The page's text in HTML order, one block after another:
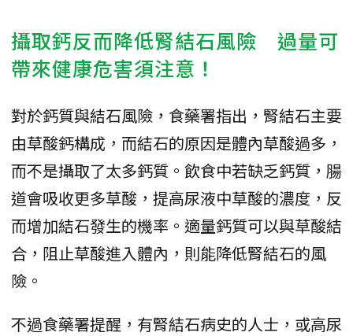
攝取鈣反而降低腎結石風險 過量可
帶來健康危害須注意！
對於鈣質與結石風險，食藥署指出，腎結石主要
由草酸鈣構成，而結石的原因是體內草酸過多，
而不是攝取了太多鈣質。飲食中若缺乏鈣質，腸
道會吸收更多草酸，提高尿液中草酸的濃度，反
而增加結石發生的機率。適量鈣質可以與草酸結
合，阻止草酸進入體內，則能降低腎結石的風
險。
不過食藥署提醒，有腎結石病史的人士，或高尿